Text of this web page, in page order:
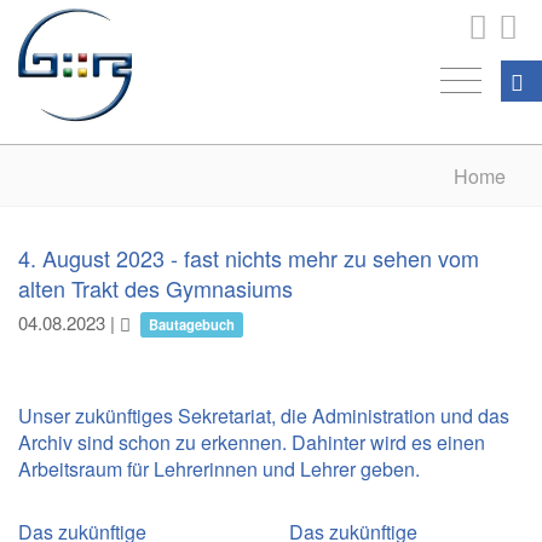
Home
4. August 2023 - fast nichts mehr zu sehen vom
alten Trakt des Gymnasiums
04.08.2023 | Bautagebuch
Unser zukünftiges Sekretariat, die Administration und das
Archiv sind schon zu erkennen. Dahinter wird es einen
Arbeitsraum für Lehrerinnen und Lehrer geben.
Das zukünftige Das zukünftige